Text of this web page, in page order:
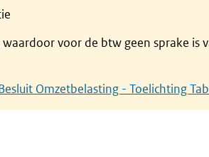
voor de btw geen sprake is
Omzetbelasting - Toelichting